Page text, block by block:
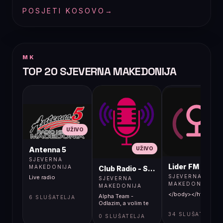
POSJETI KOSOVO →
MK
TOP 20 SJEVERNA MAKEDONIJA
UŽIVO
Antenna 5
SJEVERNA
MAKEDONIJA
Live radio
6 SLUŠATELJA
UŽIVO
Club Radio - Skopje, Mcedonia
SJEVERNA
MAKEDONIJA
Alpha Team -
Odlazim, a volim te
0 SLUŠATELJA
Lider FM 107,4
SJEVERNA
MAKEDONIJA
</body></html>
34 SLUŠATELJA